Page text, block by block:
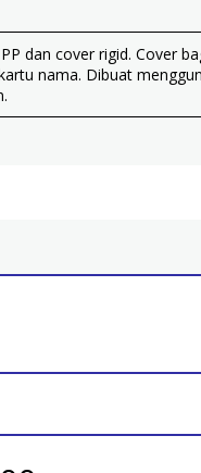
dan cover rigid. Cover
nama. Dibuat